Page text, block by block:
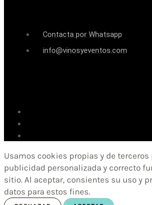
Contacta por Whatsapp
info@vinosyeventos.com
Usamos cookies propias y de terceros
publicidad personalizada y correcto
sitio. Al aceptar, consientes su uso y
datos para estos fines.